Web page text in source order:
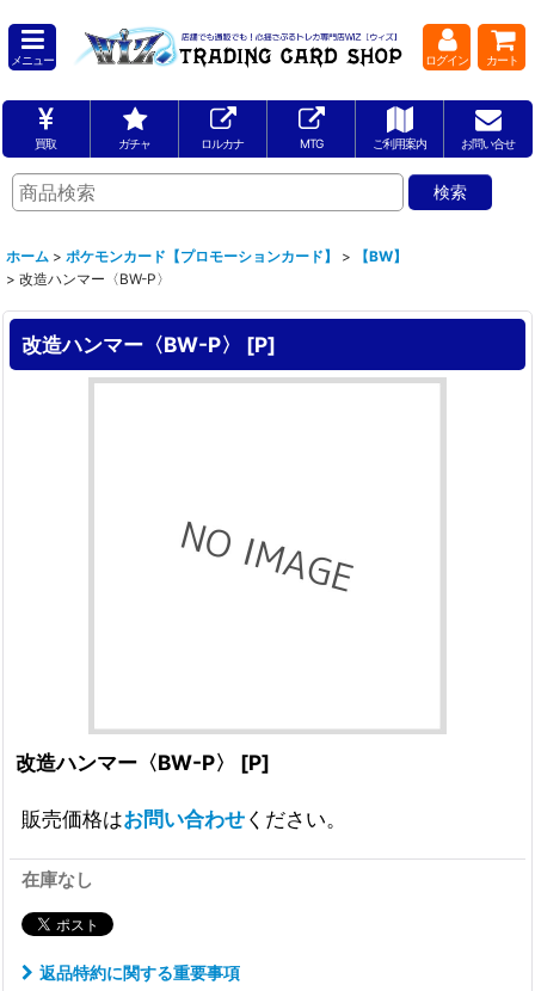
メニュー ログイン カート
買取 ガチャ ロルカナ MTG ご利用案内 お問い合せ
ホーム > ポケモンカード【プロモーションカード】 >
【BW】
> 改造ハンマー〈BW-P〉
改造ハンマー〈BW-P〉 [P]
改造ハンマー〈BW-P〉 [P]
販売価格はお問い合わせください。
在庫なし
返品特約に関する重要事項